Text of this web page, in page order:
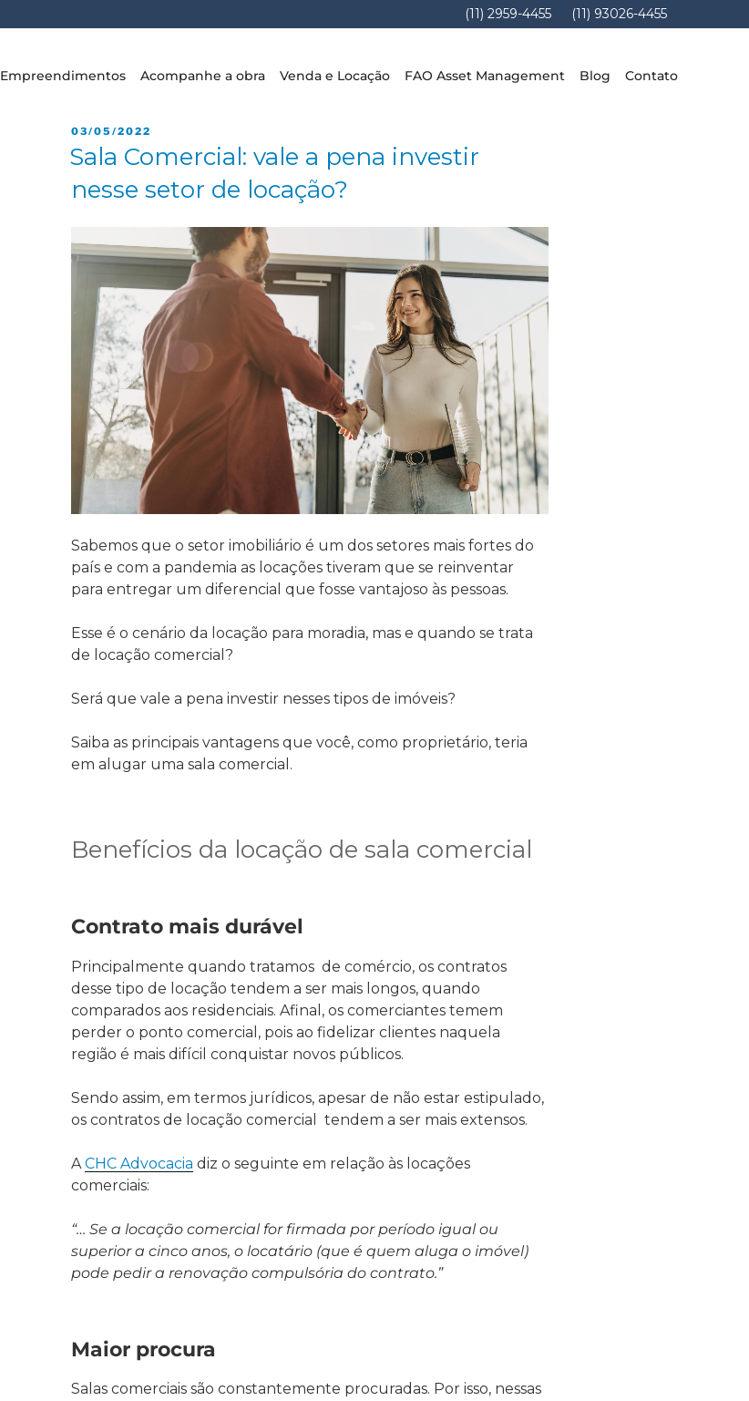
(11) 2959-4455 (11) 93026-4455
Empreendimentos Acompanhe a obra Venda e Locação FAO Asset Management Blog Contato
03/05/2022
Sala Comercial: vale a pena investir
nesse setor de locação?
Sabemos que o setor imobiliário é um dos setores mais fortes do
país e com a pandemia as locações tiveram que se reinventar
para entregar um diferencial que fosse vantajoso às pessoas.
Esse é o cenário da locação para moradia, mas e quando se trata
de locação comercial?
Será que vale a pena investir nesses tipos de imóveis?
Saiba as principais vantagens que você, como proprietário, teria
em alugar uma sala comercial.
Benefícios da locação de sala comercial
Contrato mais durável
Principalmente quando tratamos de comércio, os contratos
desse tipo de locação tendem a ser mais longos, quando
comparados aos residenciais. Afinal, os comerciantes temem
perder o ponto comercial, pois ao fidelizar clientes naquela
região é mais difícil conquistar novos públicos.
Sendo assim, em termos jurídicos, apesar de não estar estipulado,
os contratos de locação comercial tendem a ser mais extensos.
A CHC Advocacia diz o seguinte em relação às locações
comerciais:
“… Se a locação comercial for firmada por período igual ou
superior a cinco anos, o locatário (que é quem aluga o imóvel)
pode pedir a renovação compulsória do contrato.”
Maior procura
Salas comerciais são constantemente procuradas. Por isso, nessas